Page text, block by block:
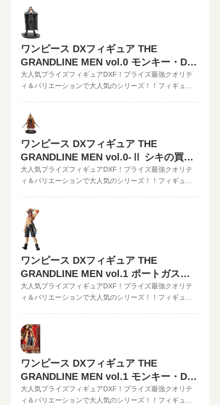
封品or未開封）ご入力いただけます。下記のような入力方
法でも仮買取査定が可能です。といまる。開催中の買取
キャンペーン情報
コチラから↓かんたん買取査定の仮買取査定金額に納得し
たら、無料宅配キット申し込みフォームからお申込みく
ださい。といまるから送料無料の宅配キットが届いた
ら、ダンボールに商品を詰めて、送るだけ。自宅から出
ることなく、お売りになりたいものが売れます！宅配買
取可能地域は、日本全国どこからでもお買取り可能で
す！買取査定価格の振込手数料など全て無料です。JANコ
ード入力で更に具体的な金額が分かります。かんたん買
取査定はJANコードのみでの仮買取査定可能!!状態も（開
封品or未開封）ご入力いただけます。下記のような入力方
法でも仮買取査定が可能です。といまる。開催中の買取
キャンペーン情報
2022/06/07更新！《現在、各買取価格表の更新が遅れて
いるものがありますが、ご依頼頂いた買取査定は全て最
新の相場で改めて買取査定致しますのでご安心くださ
い。》ワンピース DXフィギュア THE GRANDLINE MEN
vol.0 シャンクス現在の買取価格は500円（未開封の場
合）大人気「GRANDLINE MEN」シリーズに劇場版
『ONE PIECE FILM STRONG WORLD』より若かりし頃
ースDXフィギュアの最新買取価格はコチラから↓その他
【POP】【フィギュアーツZERO】など、ワンピースフィ
ギュア買取価格はコチラから↓かんたん買取査定の仮買取
査定金額に納得したら、無料宅配キット申し込みフォー
ムからお申込みください。といまるから送料無料の宅配
キットが届いたら、ダンボールに商品を詰めて、送るだ
け。自宅から出ることなく、お売りになりたいものが売
れます！宅配買取可能地域は、日本全国どこからでもお
す。かんたん買取査定はJANコードのみでの仮買取査定可
能!!状態も（開封品or未開封）ご入力いただけます。下記
のような入力方法でも仮買取査定が可能です。といま
る。開催中の買取キャンペーン情報
ワンピース DXフィギュア THE
GRANDLINE MEN vol.0 モンキー・D・
ガープの買取価格
大人気プライズフィギュアDXF！プライズ最強クオリテ
ィ＆バリエーションで大人気のシリーズ！！フィギュア
2022/06/07更新！《現在、各買取価格表の更新が遅れて
いるものがありますが、ご依頼頂いた買取査定は全て最
新の相場で改めて買取査定致しますのでご安心くださ
い。》ワンピース DXフィギュア THE GRANDLINE MEN
vol.0 モンキー・D・ガープ 現在の買取価格は500円（未
開封の場合）大人気「GRANDLINE MEN」シリーズに劇
し頃の「ガープ」と「シャンクス」を立体化!! この他のワ
ンピースDXフィギュアの最新買取価格はコチラから↓その
他【POP】【フィギュアーツZERO】など、ワンピースフ
ィギュア買取価格はコチラから↓かんたん買取査定の仮買
取査定金額に納得したら、無料宅配キット申し込みフォ
ームからお申込みください。といまるから送料無料の宅
配キットが届いたら、ダンボールに商品を詰めて、送る
だけ。自宅から出ることなく、お売りになりたいものが
売れます！宅配買取可能地域は、日本全国どこからでも
お買取り可能です！買取査定価格の振込手数料など全て
無料です。JANコード入力で更に具体的な金額が分かりま
す。かんたん買取査定はJANコードのみでの仮買取査定可
能!!状態も（開封品or未開封）ご入力いただけます。下記
のような入力方法でも仮買取査定が可能です。といま
る。開催中の買取キャンペーン情報
ワンピース DXフィギュア THE
GRANDLINE MEN vol.0-Ⅱ シキの買取
価格
大人気プライズフィギュアDXF！プライズ最強クオリテ
ィ＆バリエーションで大人気のシリーズ！！フィギュア
2022/06/07更新！《現在、各買取価格表の更新が遅れて
いるものがありますが、ご依頼頂いた買取査定は全て最
新の相場で改めて買取査定致しますのでご安心くださ
い。》ワンピース DXフィギュア THE GRANDLINE MEN
vol.0-Ⅱ シキ現在の買取価格は500円（未開封の場合）遂
に待望の『金獅子のシキ』が｢GRANDLINE MEN｣シリー
ズに登場!! この他のワンピースDXフィギュアの最新買取
価格はコチラから↓その他【POP】【フィギュアーツ
ら↓かんたん買取査定の仮買取査定金額に納得したら、無
料宅配キット申し込みフォームからお申込みください。
といまるから送料無料の宅配キットが届いたら、ダンボ
ールに商品を詰めて、送るだけ。自宅から出ることな
く、お売りになりたいものが売れます！宅配買取可能地
域は、日本全国どこからでもお買取り可能です！買取査
定価格の振込手数料など全て無料です。JANコード入力で
更に具体的な金額が分かります。かんたん買取査定はJAN
ワンピース DXフィギュア THE
GRANDLINE MEN vol.1 ポートガス・
Ｄ・エースの買取価格
大人気プライズフィギュアDXF！プライズ最強クオリテ
ィ＆バリエーションで大人気のシリーズ！！フィギュア
2022/06/07更新！《現在、各買取価格表の更新が遅れて
いるものがありますが、ご依頼頂いた買取査定は全て最
新の相場で改めて買取査定致しますのでご安心くださ
い。》ワンピース DXフィギュア THE GRANDLINE MEN
vol.1 ポートガス・Ｄ・エース現在の買取価格は1,000円
（未開封の場合）リアルなディテールを追求し、キャラ
クターの男らしさを表現した 「組立式DXフィギュア-
ワンピース DXフィギュア THE
GRANDLINE MEN vol.1 モンキー・D・
ルフィの買取価格
大人気プライズフィギュアDXF！プライズ最強クオリテ
ィ＆バリエーションで大人気のシリーズ！！フィギュア